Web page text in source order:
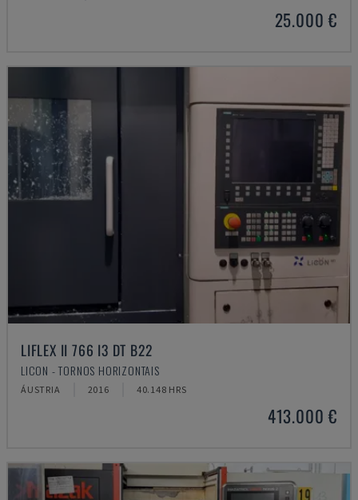
25.000 €
LIFLEX II 766 I3 DT B22
LICON - TORNOS HORIZONTAIS
ÁUSTRIA 2016 40.148 HRS
413.000 €